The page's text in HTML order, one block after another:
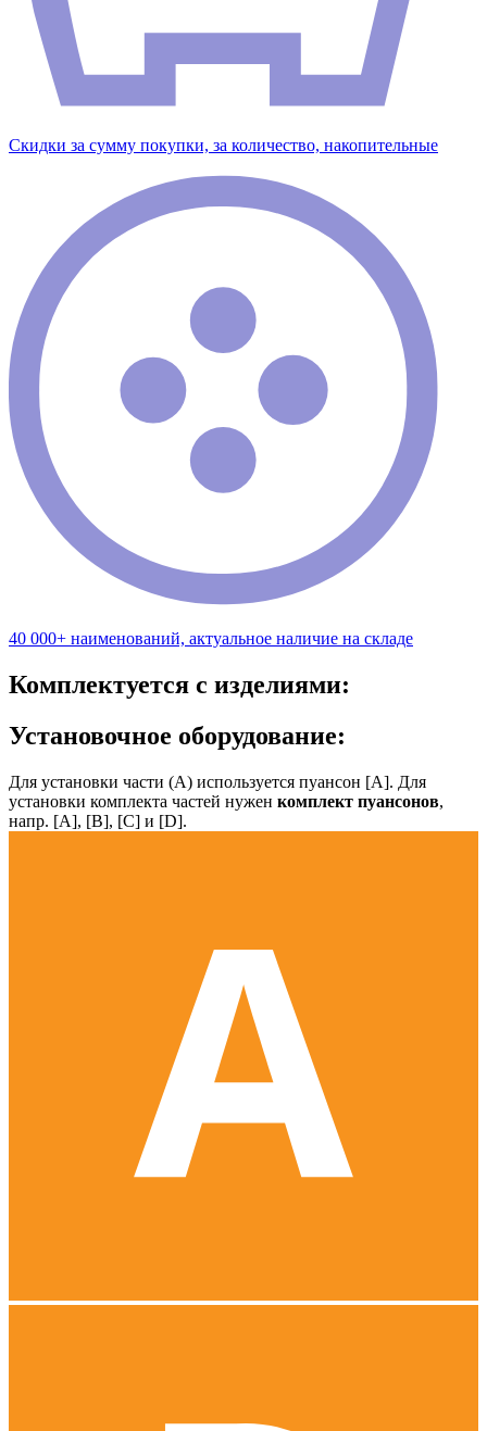
Скидки за сумму покупки, за количество, накопительные
40 000+ наименований, актуальное наличие на складе
Комплектуется с изделиями:
Установочное оборудование:
Для установки части (А) используется пуансон [А]. Для
установки комплекта частей нужен комплект пуансонов,
напр. [А], [B], [С] и [D].